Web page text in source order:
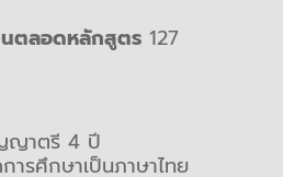
ตลอดหลักสูตร 127
ญาตรี 4 ปี
ารศึกษาเป็นภาษาไทย